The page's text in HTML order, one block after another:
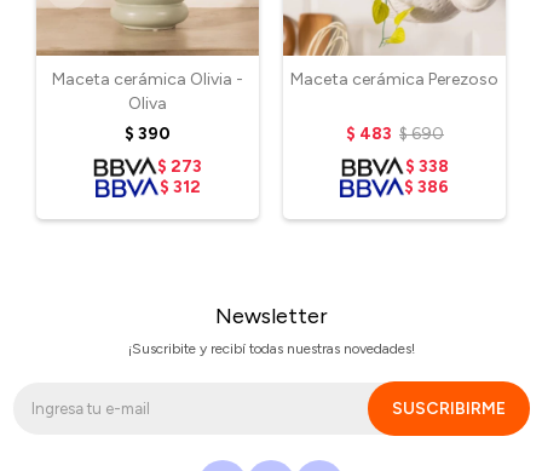
Maceta cerámica Olivia -
Oliva
$ 390
$ 273
$ 312
Maceta cerámica Perezoso
$ 483 $690
$ 338
$ 386
Newsletter
¡Suscribite y recibí todas nuestras novedades!
SUSCRIBIRME